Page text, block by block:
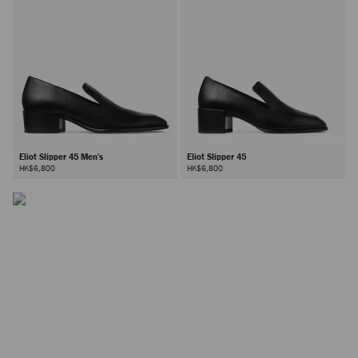
Eliot Slipper 45 Men's
HK$6,800
Eliot Slipper 45
HK$6,800